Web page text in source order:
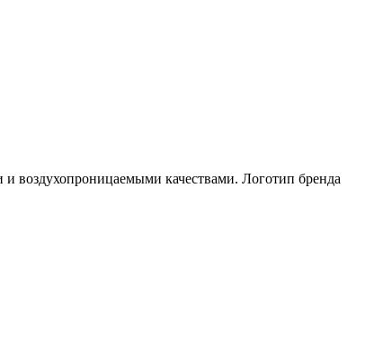
воздухопроницаемыми качествами. Логотип бренда